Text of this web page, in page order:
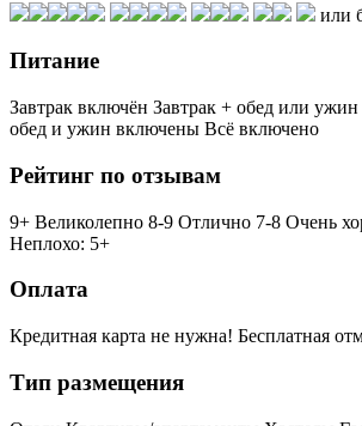
или
Питание
Завтрак включён Завтрак + обед или
обед и ужин включены Всё включено
Рейтинг по отзывам
9+ Великолепно 8-9 Отлично 7-8 Очень
Неплохо: 5+
Оплата
Кредитная карта не нужна! Бесплатная
Тип размещения